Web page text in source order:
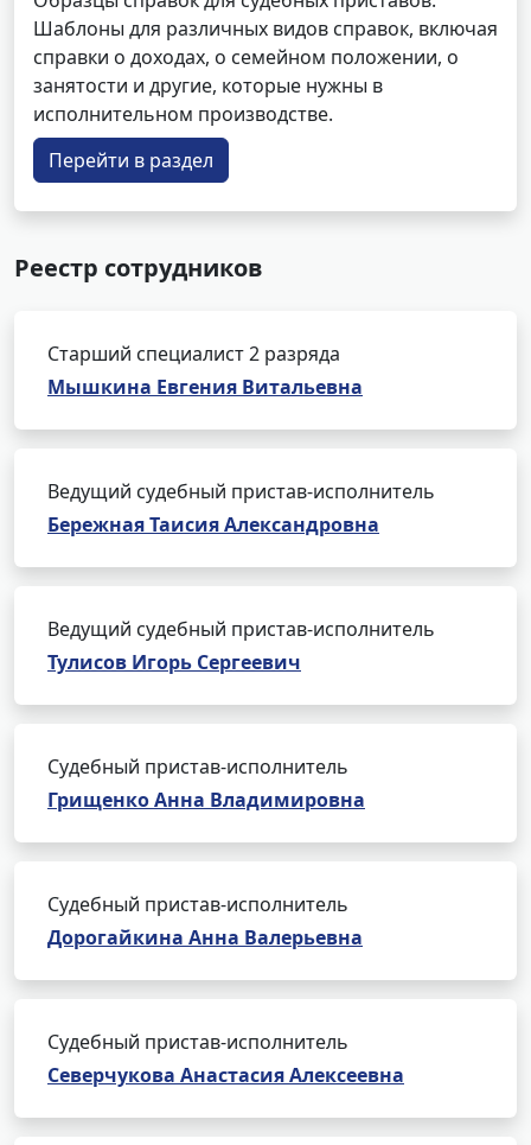
Шаблоны для различных видов справок, включая
справки о доходах, о семейном положении, о
занятости и другие, которые нужны в
исполнительном производстве.
Перейти в раздел
Реестр сотрудников
Старший специалист 2 разряда
Мышкина Евгения Витальевна
Ведущий судебный пристав-исполнитель
Бережная Таисия Александровна
Ведущий судебный пристав-исполнитель
Тулисов Игорь Сергеевич
Судебный пристав-исполнитель
Грищенко Анна Владимировна
Судебный пристав-исполнитель
Дорогайкина Анна Валерьевна
Судебный пристав-исполнитель
Северчукова Анастасия Алексеевна